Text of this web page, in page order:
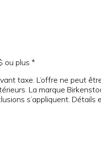
ou plus *
taxe. L’offre ne peut
La marque
s’appliquent. Détails